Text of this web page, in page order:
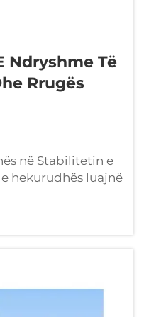
Ndryshme Të
Rrugës
në Stabilitetin e
hekurudhës luajnë
në mbajtjen e
dhe të sigurta.